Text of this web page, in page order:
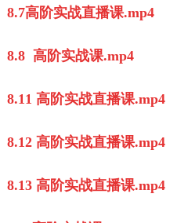
8.7高阶实战直播课.mp4
8.8 高阶实战课.mp4
8.11 高阶实战直播课.mp4
8.12 高阶实战直播课.mp4
8.13 高阶实战直播课.mp4